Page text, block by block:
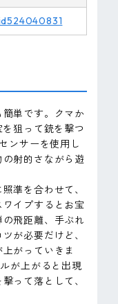
簡単です。クマか
狙って銃を撃つ
ンサーを使用し
射的さながら遊
準を合わせて、
イプするとお宝
飛距離、手ぶれ
が必要だけど、
がっていきま
が上がると出現
って落として、